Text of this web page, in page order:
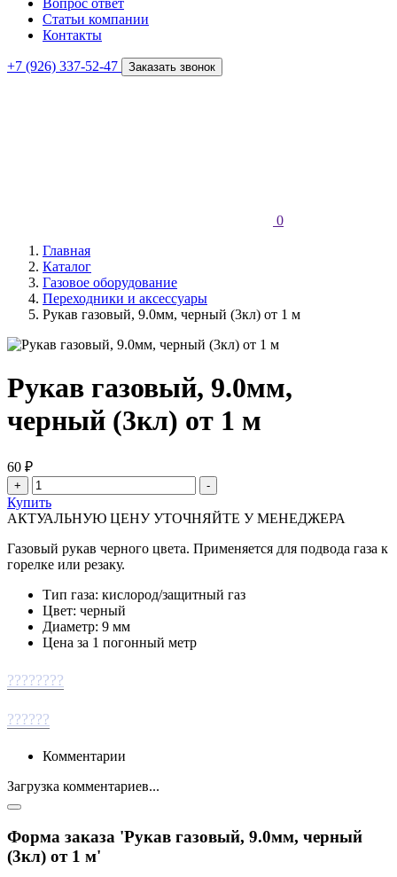
Вопрос ответ
Статьи компании
Контакты
+7 (926) 337-52-47 Заказать звонок
0
Главная
Каталог
Газовое оборудование
Переходники и аксессуары
Рукав газовый, 9.0мм, черный (3кл) от 1 м
Рукав газовый, 9.0мм,
черный (3кл) от 1 м
60 ₽
Купить
АКТУАЛЬНУЮ ЦЕНУ УТОЧНЯЙТЕ У МЕНЕДЖЕРА
Газовый рукав черного цвета. Применяется для подвода газа к
горелке или резаку.
Тип газа: кислород/защитный газ
Цвет: черный
Диаметр: 9 мм
Цена за 1 погонный метр
????????
??????
Комментарии
Загрузка комментариев...
Форма заказа 'Рукав газовый, 9.0мм, черный
(3кл) от 1 м'